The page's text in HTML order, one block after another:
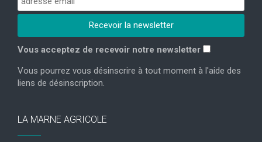
Vous acceptez de recevoir notre newsletter
Vous pourrez vous désinscrire à tout moment à l'aide des
liens de désinscription.
LA MARNE AGRICOLE